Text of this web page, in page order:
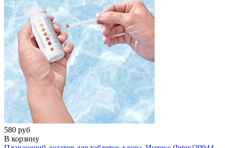
580 руб
В корзину